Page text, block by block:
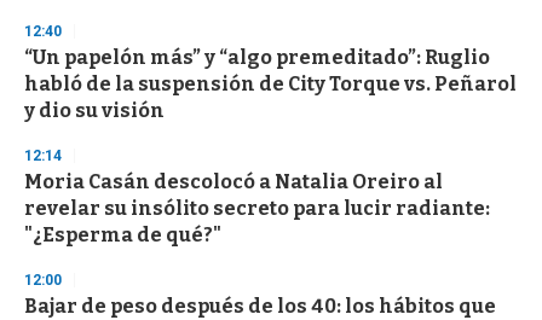
12:40
“Un papelón más” y “algo premeditado”: Ruglio
habló de la suspensión de City Torque vs. Peñarol
y dio su visión
12:14
Moria Casán descolocó a Natalia Oreiro al
revelar su insólito secreto para lucir radiante:
"¿Esperma de qué?"
12:00
Bajar de peso después de los 40: los hábitos que